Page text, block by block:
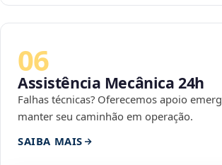
06
Assistência Mecânica 24h
Falhas técnicas? Oferecemos apoio
manter seu caminhão em operação.
SAIBA MAIS